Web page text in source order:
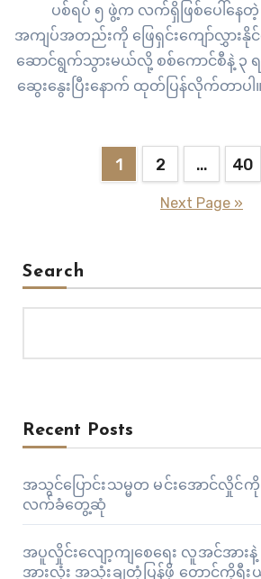
ပစ်ရပ် ၅ ဖွဲ့က လက်ရှိဖြစ်ပေါ်နေတဲ့
အကျပ်အတည်းကို ဖြေရှင်းကျော်လွှားနို
ဆောင်ရွက်သွားမယ်လို့ စစ်ကောင်စီနဲ့ ၃ ရက်
ဆွေးနွေးပြီးနောက် ထုတ်ပြန်လိုက်တာပ
အစည်း ၅ ဖွဲ့ဟာ စစ်ကောင်စီရဲ့ ဖိတ်ခေ
1 2 … 40
Next Page »
Search
Recent Posts
အသွင်ပြောင်းသမ္မတ မင်းအောင်လှိုင်ကို
လက်ခံတွေ့ဆုံ
အပူလှိုင်းလျော့ကျစေရေး လူအင်အားနဲ့
အားလုံး အသုံးချတုံ့ပြန်ဖို့ တောင်ကိုရီး